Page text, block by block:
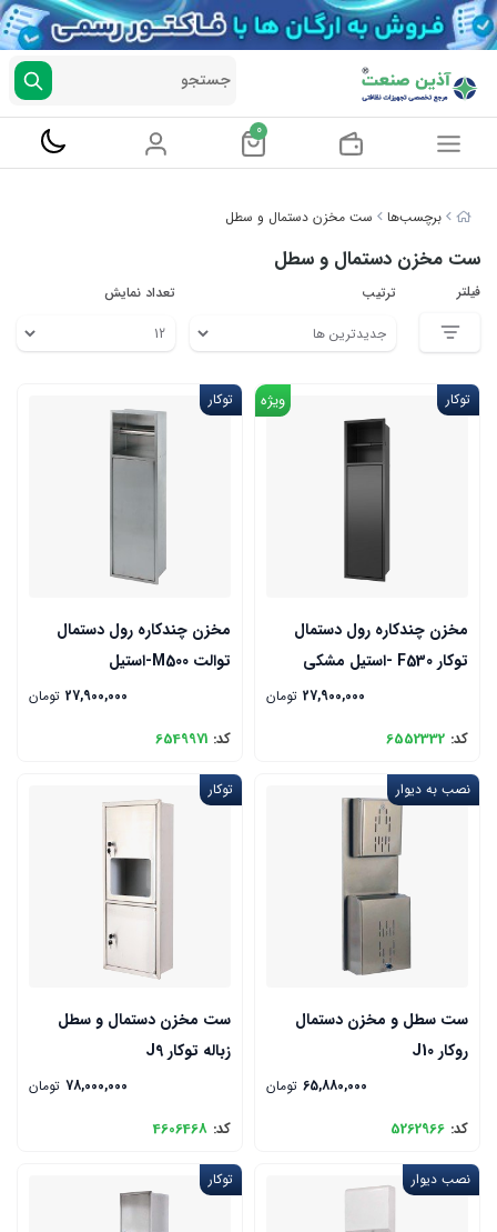
برچسب‌ها ست مخزن دستمال و سطل
ست مخزن دستمال و سطل
فیلتر ترتیب تعداد نمایش
توکار ویژه
مخزن چندکاره رول دستمال
توکار F530 -استیل مشکی
27,900,000 تومان
کد: 6552332
توکار
مخزن چندکاره رول دستمال
توالت M500-استیل
27,900,000 تومان
کد: 6549971
نصب به دیوار
ست سطل و مخزن دستمال
روکار J10
65,880,000 تومان
کد: 5262966
توکار
ست مخزن دستمال و سطل
زباله توکار J9
78,000,000 تومان
کد: 4606468
نصب دیوار توکار
جستجو
0